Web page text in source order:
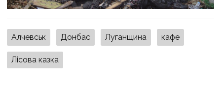
Алчевськ Донбас Луганщина кафе
Лісова казка